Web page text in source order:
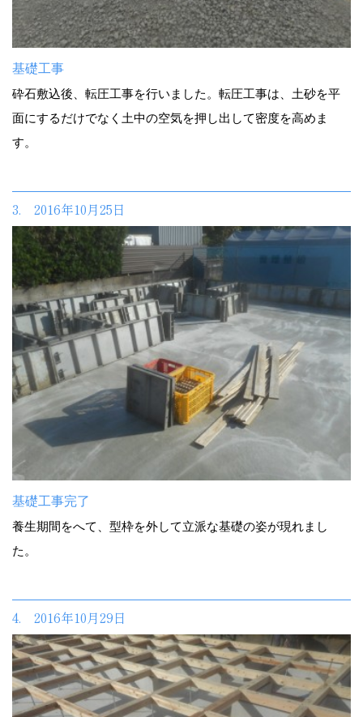
基礎工事
砕石敷込後、転圧工事を行いました。転圧工事は、土砂を平
面にするだけでなく土中の空気を押し出して密度を高めま
す。
3. 2016年10月25日
基礎工事完了
養生期間をへて、型枠を外して立派な基礎の姿が現れまし
た。
4. 2016年10月29日